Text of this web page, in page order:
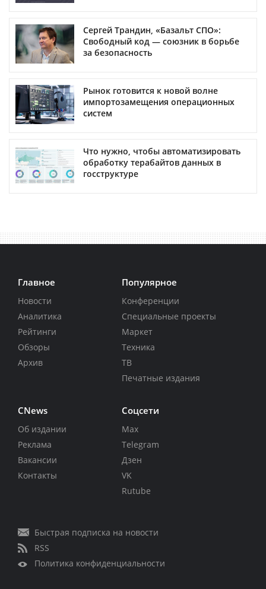
Сергей Трандин, «Базальт СПО»:
Свободный код — союзник в борьбе
за безопасность
Рынок готовится к новой волне
импортозамещения операционных
систем
Что нужно, чтобы автоматизировать
обработку терабайтов данных в
госструктуре
Главное
Новости
Аналитика
Рейтинги
Обзоры
Архив
Популярное
Конференции
Специальные проекты
Маркет
Техника
ТВ
Печатные издания
CNews
Об издании
Реклама
Вакансии
Контакты
Соцсети
Max
Telegram
Дзен
VK
Rutube
Быстрая подписка на новости
RSS
Политика конфиденциальности